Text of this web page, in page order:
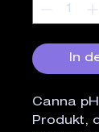
In
Canna
Produkt,